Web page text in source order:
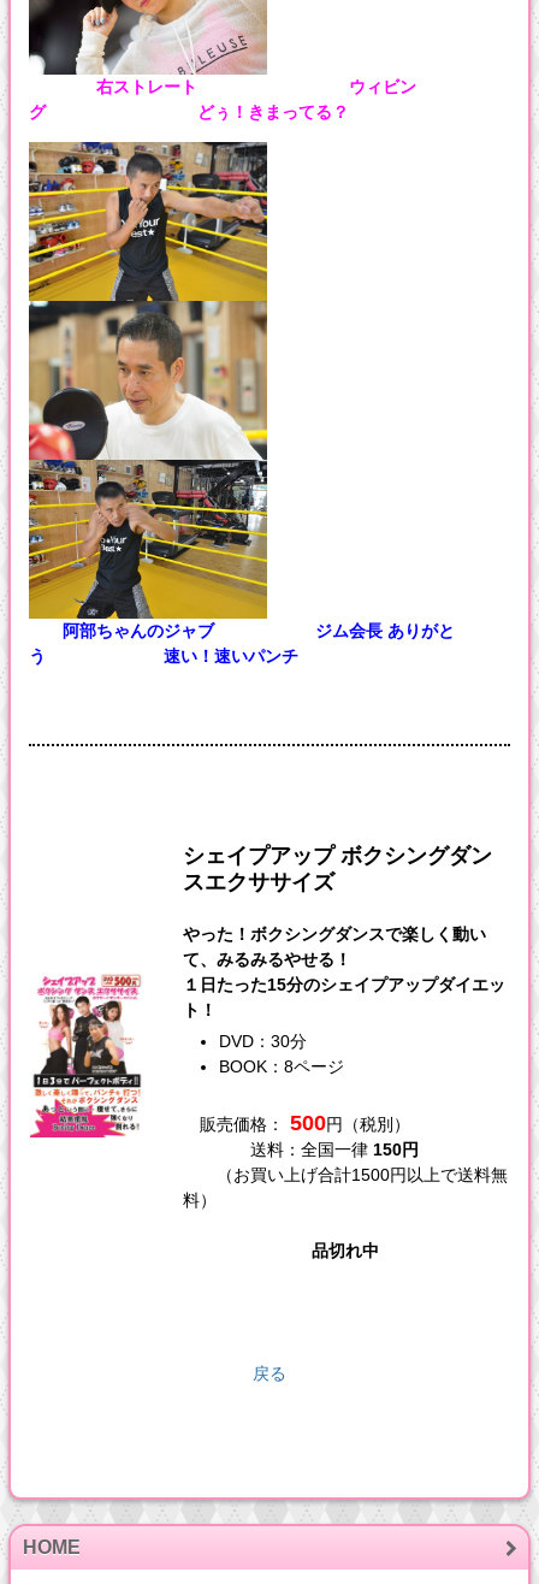
右ストレート
ウィビン
グ
どぅ！きまってる？
阿部ちゃんのジャブ
ジム会長 ありがと
う
速い！速いパンチ
シェイプアップ ボクシングダン
スエクササイズ
やった！ボクシングダンスで楽しく動い
て、みるみるやせる！
１日たった15分のシェイプアップダイエッ
ト！
DVD：30分
BOOK：8ページ
販売価格： 500円（税別）
送料：全国一律 150円
（お買い上げ合計1500円以上で送料無
料）
品切れ中
戻る
HOME